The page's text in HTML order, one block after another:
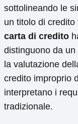
sottolineando le
un titolo di
carta di credito
distinguono da
la valutazione
credito improprio
interpretano i
tradizionale.